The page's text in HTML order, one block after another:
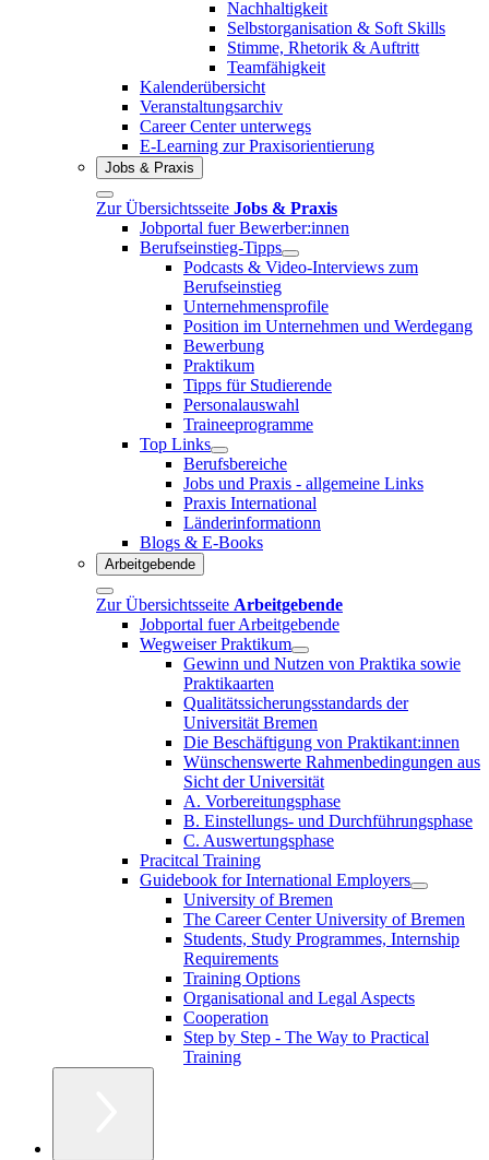
Nachhaltigkeit
Selbstorganisation & Soft Skills
Stimme, Rhetorik & Auftritt
Teamfähigkeit
Kalenderübersicht
Veranstaltungsarchiv
Career Center unterwegs
E-Learning zur Praxisorientierung
Jobs & Praxis
Zur Übersichtsseite Jobs & Praxis
Jobportal fuer Bewerber:innen
Berufseinstieg-Tipps
Podcasts & Video-Interviews zum
Berufseinstieg
Unternehmensprofile
Position im Unternehmen und Werdegang
Bewerbung
Praktikum
Tipps für Studierende
Personalauswahl
Traineeprogramme
Top Links
Berufsbereiche
Jobs und Praxis - allgemeine Links
Praxis International
Länderinformationn
Blogs & E-Books
Arbeitgebende
Zur Übersichtsseite Arbeitgebende
Jobportal fuer Arbeitgebende
Wegweiser Praktikum
Gewinn und Nutzen von Praktika sowie
Praktikaarten
Qualitätssicherungsstandards der
Universität Bremen
Die Beschäftigung von Praktikant:innen
Wünschenswerte Rahmenbedingungen aus
Sicht der Universität
A. Vorbereitungsphase
B. Einstellungs- und Durchführungsphase
C. Auswertungsphase
Pracitcal Training
Guidebook for International Employers
University of Bremen
The Career Center University of Bremen
Students, Study Programmes, Internship
Requirements
Training Options
Organisational and Legal Aspects
Cooperation
Step by Step - The Way to Practical
Training